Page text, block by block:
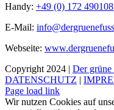
Handy: +49 (0) 172
E-Mail:
Webseite:
Copyright 2024 | Der grüne
DATENSCHUTZ |
Facebook
Instagram
Page load link
Wir nutzen Cookies auf